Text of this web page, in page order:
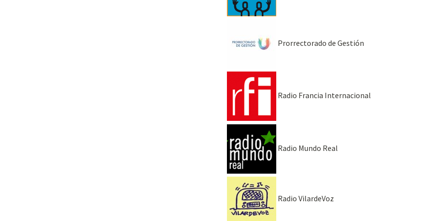
Prorrectorado de Gestión
Radio Francia Internacional
Radio Mundo Real
Radio VilardeVoz